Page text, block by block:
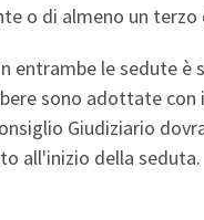
o di almeno un
le sedute è
sono adottate
Giudiziario
all'inizio della seduta.